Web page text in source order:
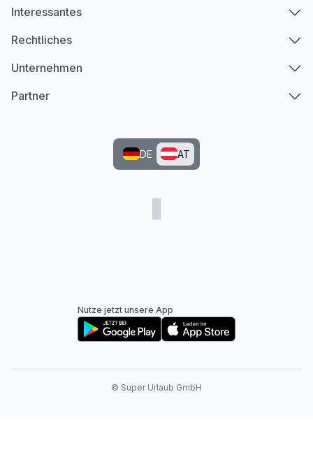
Ausstattung
Interessantes
Rechtliches
Unternehmen
Partner
DE AT
Nutze jetzt unsere App
© Super Urlaub GmbH